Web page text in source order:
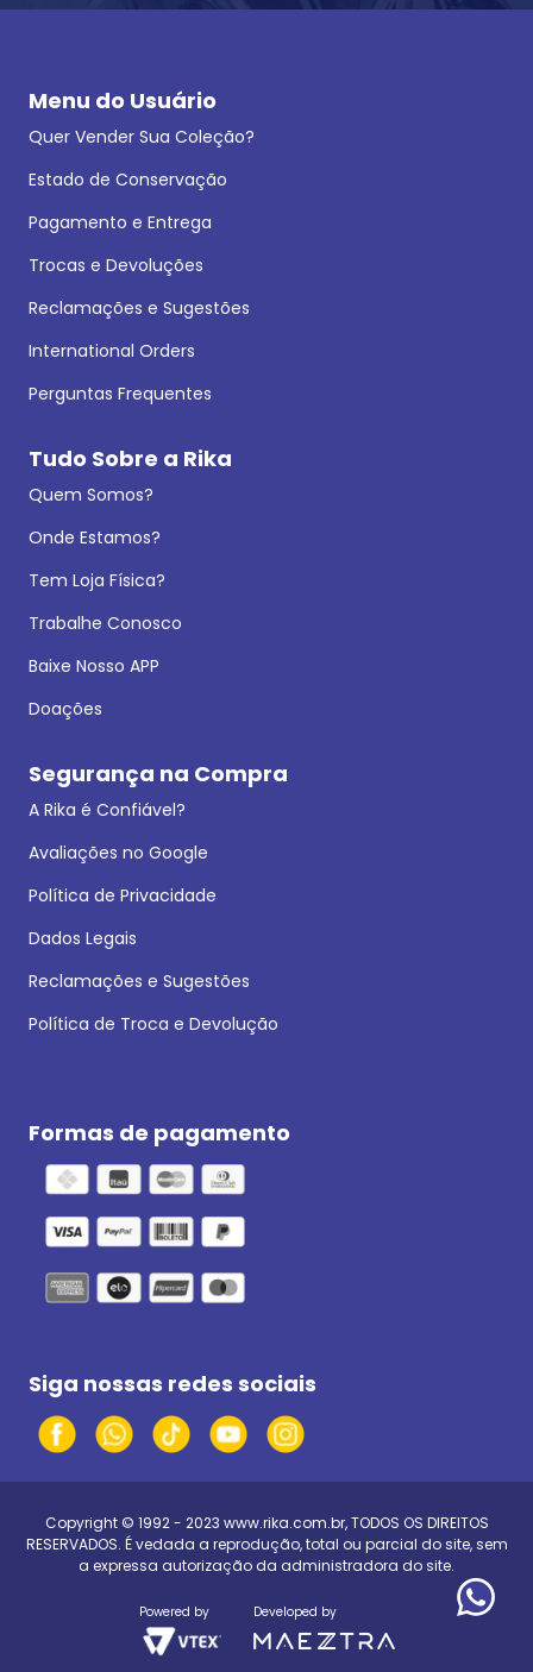
Menu do Usuário
Quer Vender Sua Coleção?
Estado de Conservação
Pagamento e Entrega
Trocas e Devoluções
Reclamações e Sugestões
International Orders
Perguntas Frequentes
Tudo Sobre a Rika
Quem Somos?
Onde Estamos?
Tem Loja Física?
Trabalhe Conosco
Baixe Nosso APP
Doações
Segurança na Compra
A Rika é Confiável?
Avaliações no Google
Política de Privacidade
Dados Legais
Reclamações e Sugestões
Política de Troca e Devolução
Formas de pagamento
Siga nossas redes sociais
Copyright © 1992 - 2023 www.rika.com.br, TODOS OS DIREITOS
RESERVADOS. É vedada a reprodução, total ou parcial do site, sem
a expressa autorização da administradora do site.
Powered by Developed by